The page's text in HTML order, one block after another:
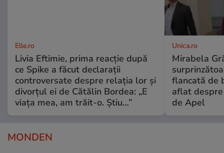
Elle.ro
Livia Eftimie, prima reacție după
ce Spike a făcut declarații
controversate despre relația lor și
divorțul ei de Cătălin Bordea: „E
viața mea, am trăit-o. Știu…”
Unica.ro
Mirabela
flancată de
aflat
de Apel
MONDEN